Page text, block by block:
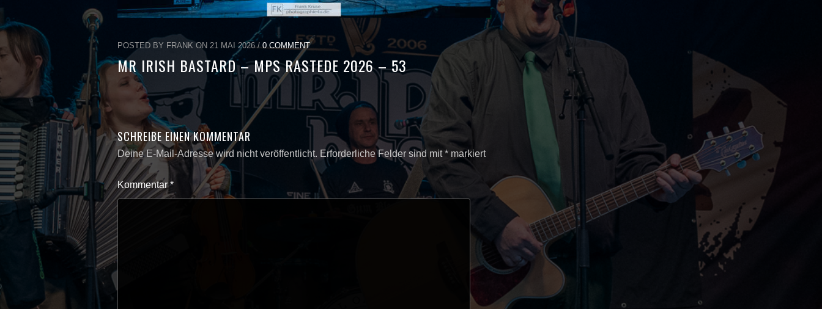
POSTED BY FRANK ON 21 MAI 2026 /0 COMMENT
MR IRISH BASTARD – MPS RASTEDE 2026 – 53
SCHREIBE EINEN KOMMENTAR
Deine E-Mail-Adresse wird nicht veröffentlicht. Erforderliche Felder sind mit* markiert
Kommentar*